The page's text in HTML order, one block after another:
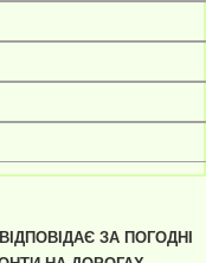
ЗА ПОГОДНІ